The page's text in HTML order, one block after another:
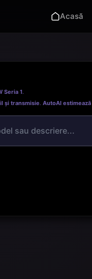
Acasă
Seria 1.
și transmisie. AutoAI estimează